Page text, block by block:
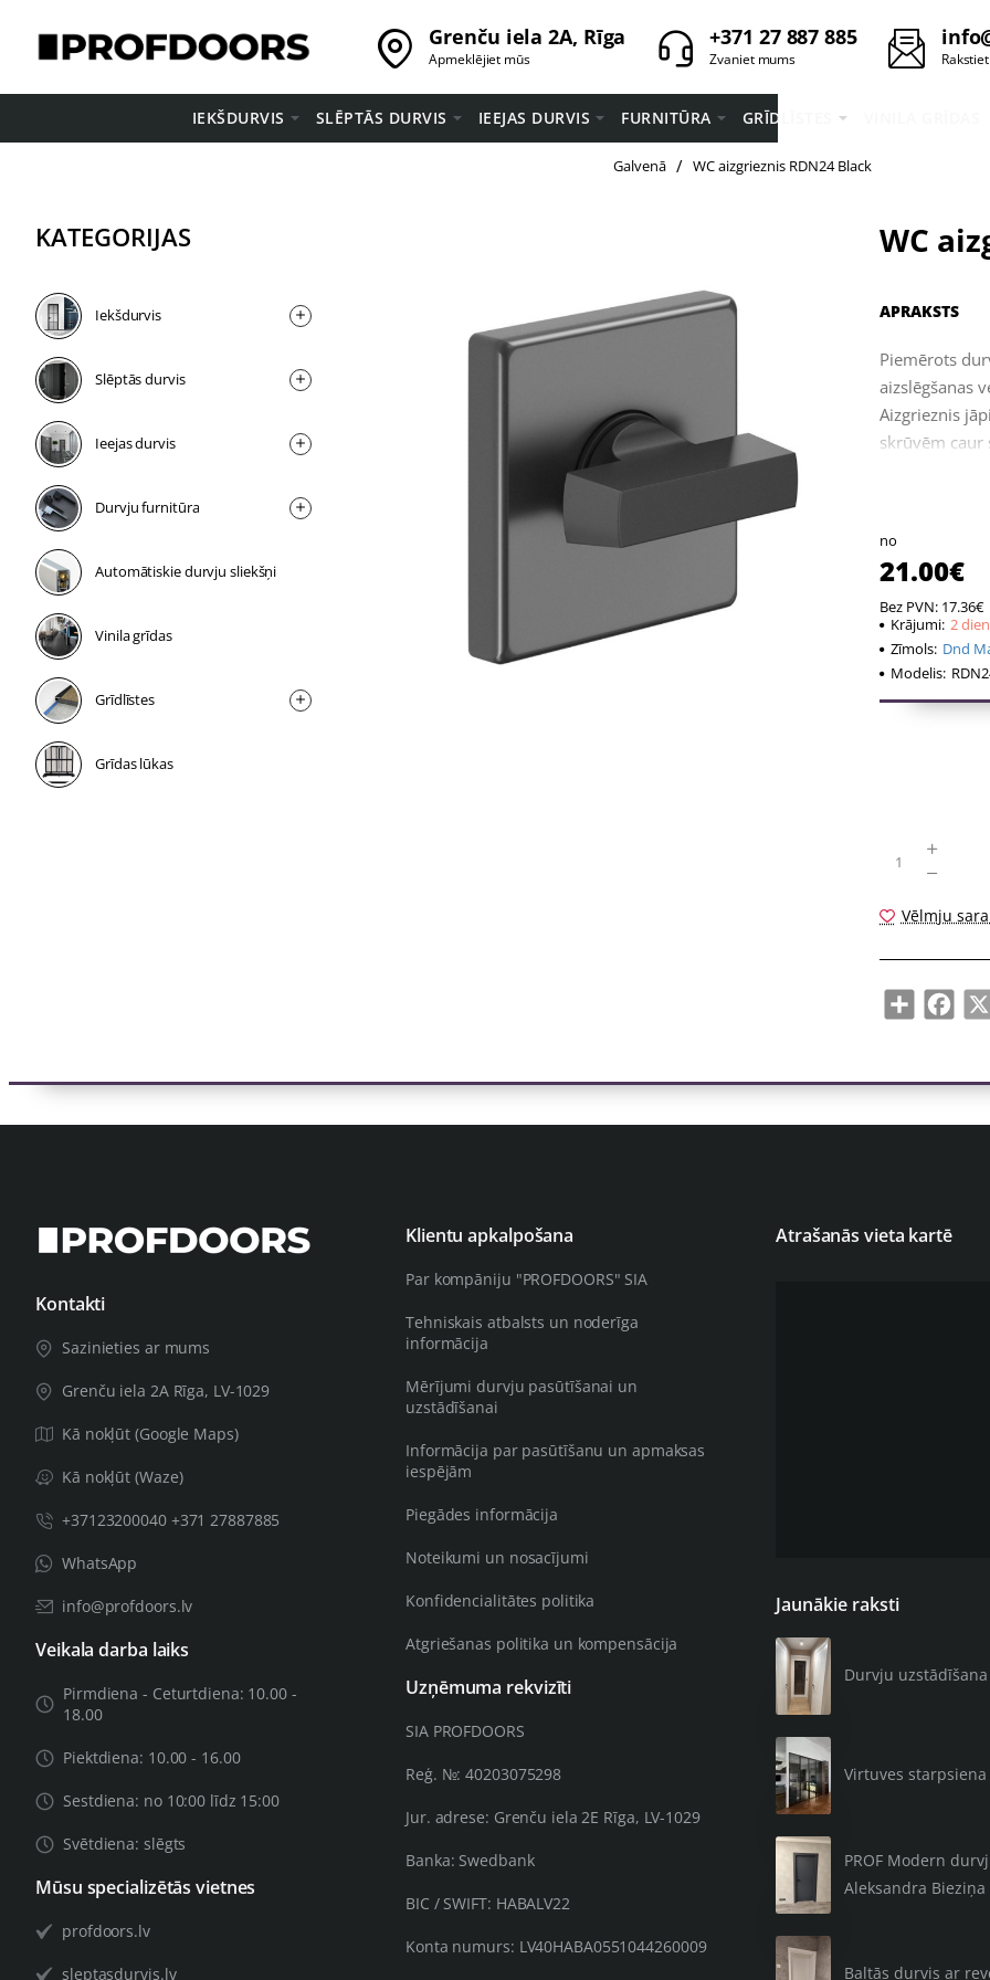
Grenču iela 2A, Rīga
Apmeklējiet mūs
+371 27 887 885
Zvaniet mums
IEKŠDURVIS SLĒPTĀS DURVIS IEEJAS DURVIS FURNITŪRA GRĪDLĪSTES
Galvenā homeWC aizgrieznis RDN24 Black
KATEGORIJAS
Iekšdurvis
Slēptās durvis
Ieejas durvis
Durvju furnitūra
Automātiskie durvju sliekšņi
Vinila grīdas
Grīdlīstes
Grīdas lūkas
WC
APRAKSTS
Piemērots
aizslēgšanas
Aizgrieznis
skrūvēm caur
no
21.00€
Bez PVN: 17.36€
Krājumi: 2
Zīmols: Dnd
Modelis:
Vēlmju
Share
Kontakti
Sazinieties ar mums
Grenču iela 2A Rīga, LV-1029
Kā nokļūt (Google Maps)
Kā nokļūt (Waze)
+37123200040 +371 27887885
WhatsApp
info@profdoors.lv
Veikala darba laiks
Pirmdiena - Ceturtdiena: 10.00 -
18.00
Piektdiena: 10.00 - 16.00
Sestdiena: no 10:00 līdz 15:00
Svētdiena: slēgts
Mūsu specializētās vietnes
profdoors.lv
sleptasdurvis.lv
Klientu apkalpošana
Par kompāniju "PROFDOORS" SIA
Tehniskais atbalsts un noderīga
informācija
Mērījumi durvju pasūtīšanai un
uzstādīšanai
Informācija par pasūtīšanu un apmaksas
iespējām
Piegādes informācija
Noteikumi un nosacījumi
Konfidencialitātes politika
Atgriešanas politika un kompensācija
Uzņēmuma rekvizīti
SIA PROFDOORS
Reģ. №: 40203075298
Jur. adrese: Grenču iela 2E Rīga, LV-1029
Banka: Swedbank
BIC / SWIFT: HABALV22
Konta numurs: LV40HABA0551044260009
Atrašanās vieta kartē
Jaunākie raksti
Durvju
Virtuves
PROF Modern
Aleksandra Bieziņa
Baltās durvis ar